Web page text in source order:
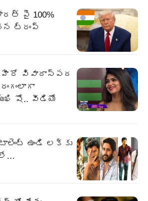
భారత్ పై 100%
ట్రంప్
హీరో వివాదాస్పద
షో.. వీడియో
టాలెంట్ ఉండి లక్కు